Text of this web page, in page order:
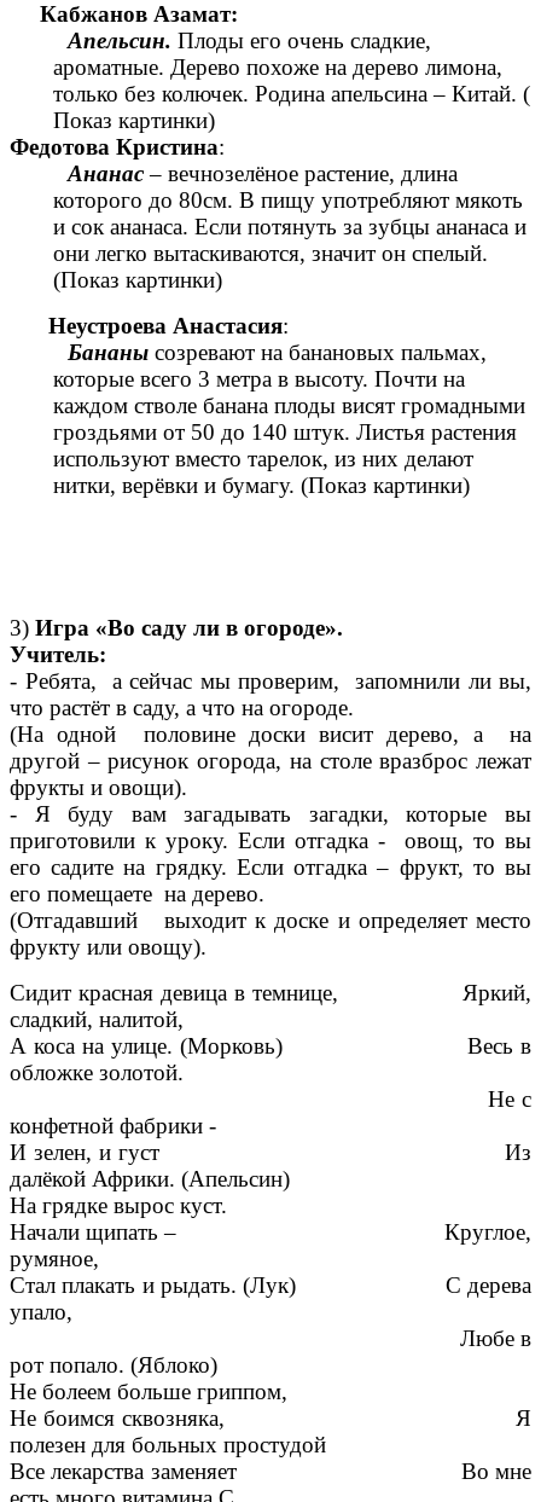
Кабжанов Азамат:
Апельсин. Плоды его очень сладкие,
ароматные. Дерево похоже на дерево лимона,
только без колючек. Родина апельсина – Китай. (
Показ картинки)
Федотова Кристина:
Ананас– вечнозелёное растение, длина
которого до 80см. В пищу употребляют мякоть
и сок ананаса. Если потянуть за зубцы ананаса и
они легко вытаскиваются, значит он спелый.
(Показ картинки)
Неустроева Анастасия:
Бананы созревают на банановых пальмах,
которые всего 3 метра в высоту. Почти на
каждом стволе банана плоды висят громадными
гроздьями от 50 до 140 штук. Листья растения
используют вместо тарелок, из них делают
нитки, верёвки и бумагу. (Показ картинки)
3) Игра «Во саду ли в огороде».
Учитель:
- Ребята, а сейчас мы проверим, запомнили ли вы,
что растёт в саду, а что на огороде.
(На одной половине доски висит дерево, а на
другой – рисунок огорода, на столе вразброс лежат
фрукты и овощи).
- Я буду вам загадывать загадки, которые вы
приготовили к уроку. Если отгадка - овощ, то вы
его садите на грядку. Если отгадка – фрукт, то вы
его помещаете на дерево.
(Отгадавший выходит к доске и определяет место
фрукту или овощу).
Сидит красная девица в темнице, Яркий,
сладкий, налитой,
А коса на улице. (Морковь) Весь в
обложке золотой.
Не с
конфетной фабрики -
И зелен, и густ Из
далёкой Африки. (Апельсин)
На грядке вырос куст.
Начали щипать – Круглое,
румяное,
Стал плакать и рыдать. (Лук) С дерева
упало,
Любе в
рот попало. (Яблоко)
Не болеем больше гриппом,
Не боимся сквозняка, Я
полезен для больных простудой
Все лекарства заменяет Во мне